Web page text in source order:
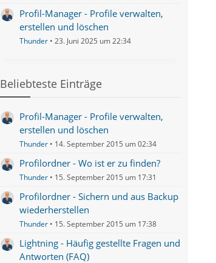
Profil-Manager - Profile verwalten,
erstellen und löschen
Thunder 23. Juni 2025 um 22:34
Beliebteste Einträge
Profil-Manager - Profile verwalten,
erstellen und löschen
Thunder 14. September 2015 um 02:34
Profilordner - Wo ist er zu finden?
Thunder 15. September 2015 um 17:31
Profilordner - Sichern und aus Backup
wiederherstellen
Thunder 15. September 2015 um 17:38
Lightning - Häufig gestellte Fragen und
Antworten (FAQ)